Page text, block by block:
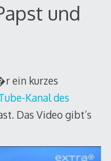
und
ein kurzes
Kanal des
Das Video gibt’s